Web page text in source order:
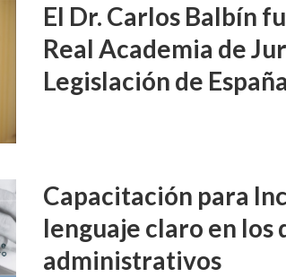
El Dr. Carlos Balbín
Real Academia de
Legislación de España
Capacitación para
lenguaje claro en
administrativos